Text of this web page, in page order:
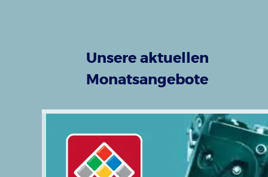
Unsere aktuellen
Monatsangebote